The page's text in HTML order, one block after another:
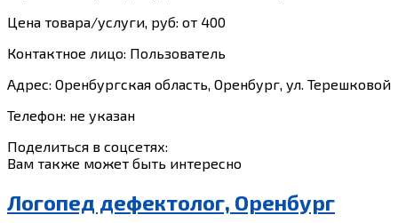
Цена товара/услуги, руб: от 400
Контактное лицо: Пользователь
Адрес: Оренбургская область, Оренбург, ул. Терешковой
Телефон: не указан
Поделиться в соцсетях:
Вам также может быть интересно
Логопед дефектолог, Оренбург